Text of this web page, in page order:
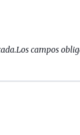
Los campos